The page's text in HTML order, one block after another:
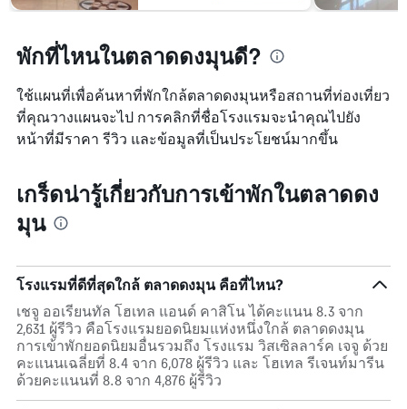
พักที่ไหนในตลาดดงมุนดี?
ใช้แผนที่เพื่อค้นหาที่พักใกล้ตลาดดงมุนหรือสถานที่ท่องเที่ยว
ที่คุณวางแผนจะไป การคลิกที่ชื่อโรงแรมจะนำคุณไปยัง
หน้าที่มีราคา รีวิว และข้อมูลที่เป็นประโยชน์มากขึ้น
เกร็ดน่ารู้เกี่ยวกับการเข้าพักในตลาดดง
มุน
โรงแรมที่ดีที่สุดใกล้ ตลาดดงมุน คือที่ไหน?
เชจู ออเรียนทัล โฮเทล แอนด์ คาสิโน ได้คะแนน 8.3 จาก
2,631 ผู้รีวิว คือโรงแรมยอดนิยมแห่งหนึ่งใกล้ ตลาดดงมุน
การเข้าพักยอดนิยมอื่นรวมถึง โรงแรม วิสเซิลลาร์ค เจจู ด้วย
คะแนนเฉลี่ยที่ 8.4 จาก 6,078 ผู้รีวิว และ โฮเทล รีเจนท์มารีน
ด้วยคะแนนที่ 8.8 จาก 4,876 ผู้รีวิว